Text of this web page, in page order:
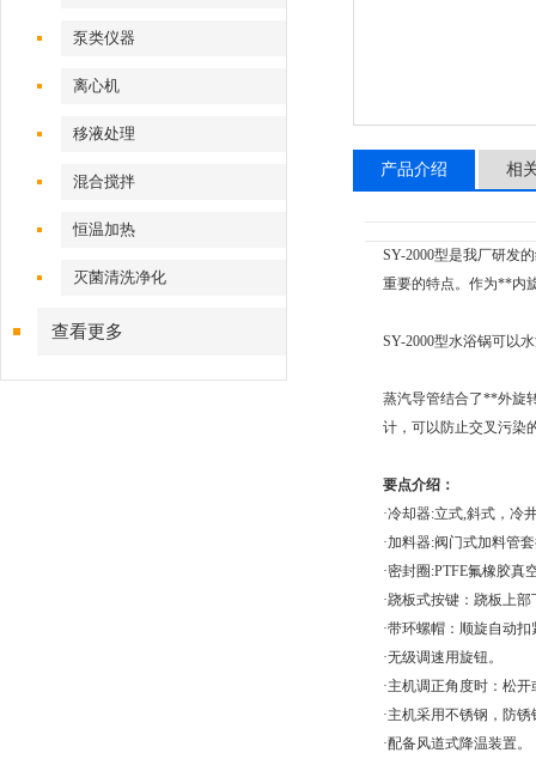
泵类仪器
离心机
移液处理
混合搅拌
恒温加热
灭菌清洗净化
查看更多
产品介绍 相
SY-2000型是我厂研发
重要的特点。作为**内
SY-2000型水浴锅可以
蒸汽导管结合了**外旋
计，可以防止交叉污染
要点介绍：
·冷却器:立式,斜式，冷
·加料器:阀门式加料管
·密封圈:PTFE氟橡胶真
·跷板式按键：跷板上
·带环螺帽：顺旋自动
·无级调速用旋钮。
·主机调正角度时：松
·主机采用不锈钢，防
·配备风道式降温装置。